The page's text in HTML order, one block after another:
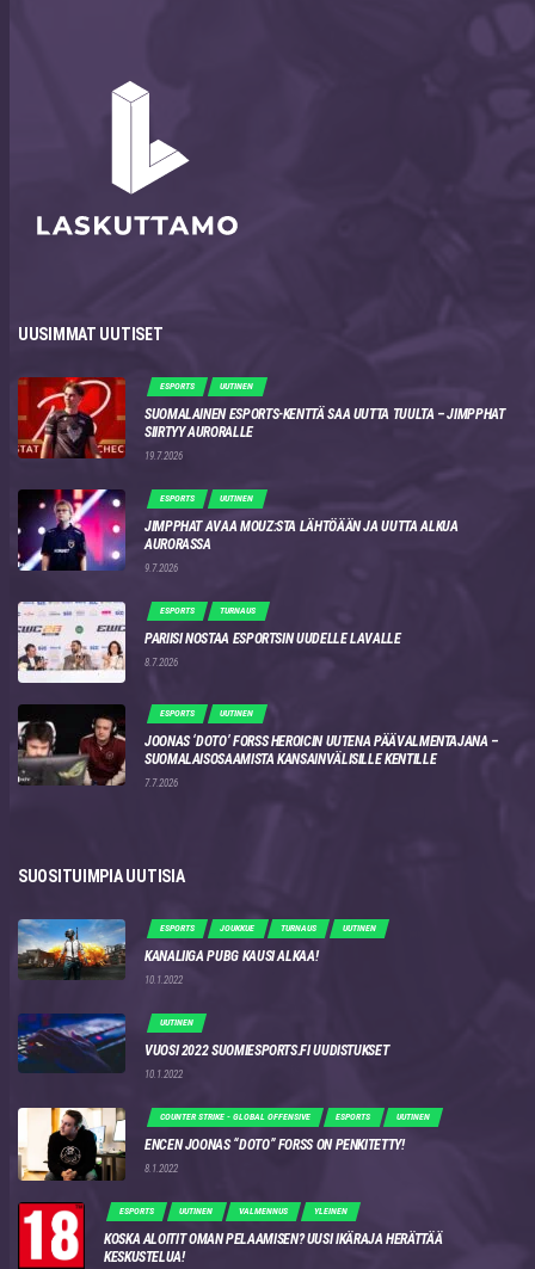
UUSIMMAT UUTISET
ESPORTS UUTINEN
SUOMALAINEN ESPORTS-KENTTÄ SAA UUTTA TUULTA – JIMPPHAT
SIIRTYY AURORALLE
19.7.2026
ESPORTS UUTINEN
JIMPPHAT AVAA MOUZ:STA LÄHTÖÄÄN JA UUTTA ALKUA
AURORASSA
9.7.2026
ESPORTS TURNAUS
PARIISI NOSTAA ESPORTSIN UUDELLE LAVALLE
8.7.2026
ESPORTS UUTINEN
JOONAS ‘DOTO’ FORSS HEROICIN UUTENA PÄÄVALMENTAJANA –
SUOMALAISOSAAMISTA KANSAINVÄLISILLE KENTILLE
7.7.2026
SUOSITUIMPIA UUTISIA
ESPORTS JOUKKUE TURNAUS UUTINEN
KANALIIGA PUBG KAUSI ALKAA!
10.1.2022
UUTINEN
VUOSI 2022 SUOMIESPORTS.FI UUDISTUKSET
10.1.2022
COUNTER STRIKE - GLOBAL OFFENSIVE ESPORTS UUTINEN
ENCEN JOONAS “DOTO” FORSS ON PENKITETTY!
8.1.2022
ESPORTS UUTINEN VALMENNUS YLEINEN
KOSKA ALOITIT OMAN PELAAMISEN? UUSI IKÄRAJA HERÄTTÄÄ
KESKUSTELUA!